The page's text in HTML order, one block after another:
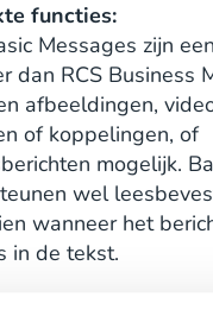
functies:
Messages zijn
dan RCS Business
afbeeldingen,
of koppelingen, of
mogelijk.
wel
wanneer het
in de tekst.